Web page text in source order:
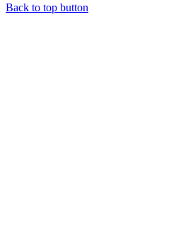
Back to top button